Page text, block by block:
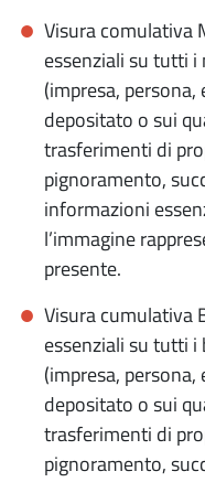
Visura comulativa
essenziali su tutti
(impresa,
depositato o sui
trasferimenti di
pignoramento,
informazioni
l’immagine
presente.
Visura cumulativa
essenziali su tutti
(impresa,
depositato o sui
trasferimenti di
pignoramento,